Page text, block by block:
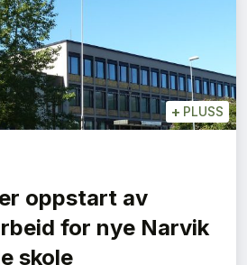
+ PLUSS
oppstart av
for nye Narvik
skole